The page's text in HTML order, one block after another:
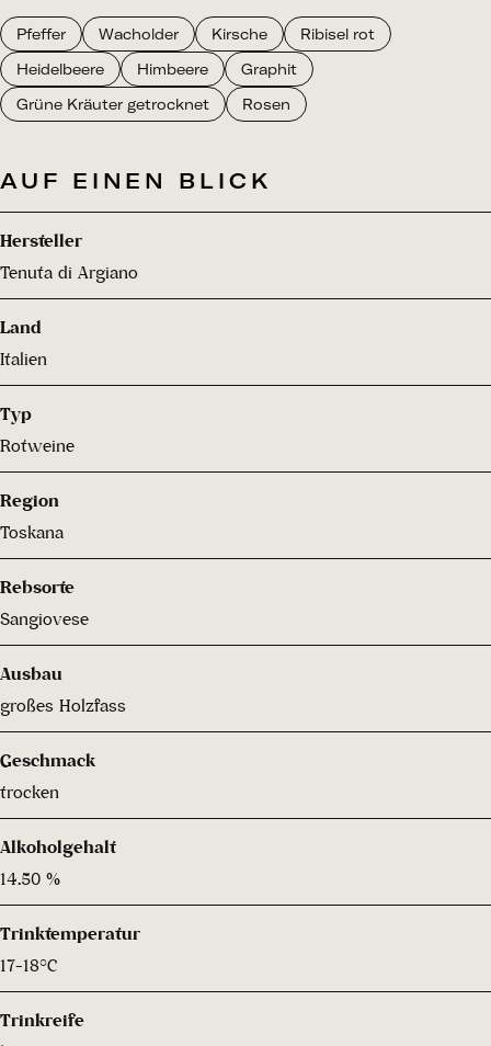
Pfeffer Wacholder Kirsche
Ribisel rot
Heidelbeere
Himbeere
Graphit
Grüne Kräuter getrocknet
Rosen
AUF EINEN BLICK
Hersteller
Tenuta di Argiano
Land
Italien
Typ
Rotweine
Region
Toskana
Rebsorte
Sangiovese
Ausbau
großes Holzfass
Geschmack
trocken
Alkoholgehalt
14.50 %
Trinktemperatur
17-18°C
Trinkreife